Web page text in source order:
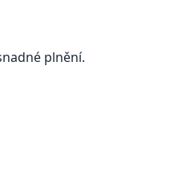
plnění.